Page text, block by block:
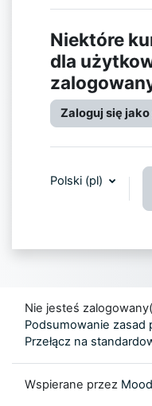
Niektóre
dla
Zaloguj się jako
Polski ‎(pl)‎
Nie jesteś
Podsumowanie zasad
Przełącz na
Wspierane przez